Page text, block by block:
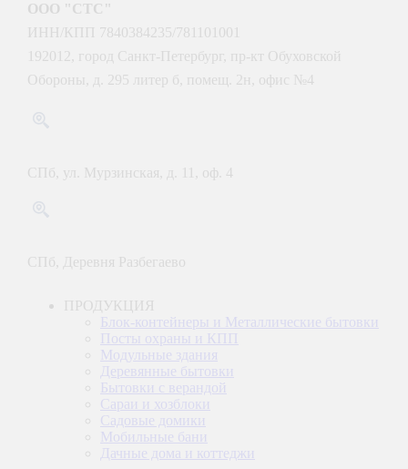
ООО "СТС"
ИНН/КПП 7840384235/781101001
192012, город Санкт-Петербург, пр-кт Обуховской
Обороны, д. 295 литер б, помещ. 2н, офис №4
СПб, ул. Мурзинская, д. 11, оф. 4
СПб, Деревня Разбегаево
ПРОДУКЦИЯ
Блок-контейнеры и Металлические бытовки
Посты охраны и КПП
Модульные здания
Деревянные бытовки
Бытовки с верандой
Сараи и хозблоки
Садовые домики
Мобильные бани
Дачные дома и коттеджи